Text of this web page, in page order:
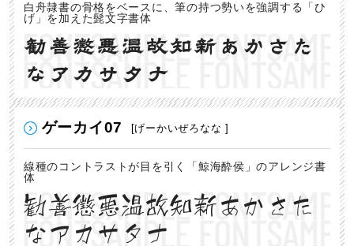
白舟隷書の骨格をベースに、筆の持つ勢いを強調する「ひ
げ」を加えた髭文字書体
勧善懲悪温故知新あかさた
なアカサタナ
ゲーカイ07 [げーかいぜろなな ]
線種のコントラストが目を引く「鯨海酔侯」のアレンジ書
体
勧善懲悪温故知新あかさた
なアカサタナ